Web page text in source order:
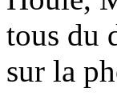
tous du
sur la